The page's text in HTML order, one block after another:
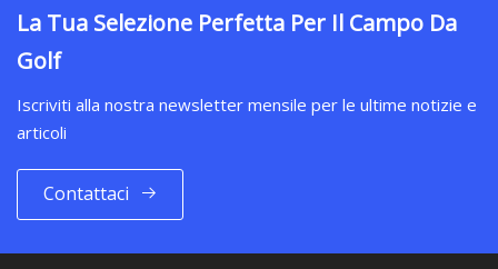
La Tua Selezione Perfetta Per Il Campo Da
Golf
Iscriviti alla nostra newsletter mensile per le ultime notizie e
articoli
Contattaci